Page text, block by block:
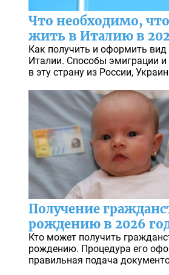
Что необходимо,
жить в Италию в
Как получить и оформить вид
Италии. Способы эмиграции
в эту страну из России,
Получение
рождению в 2026
Кто может получить
рождению. Процедура его
правильная подача